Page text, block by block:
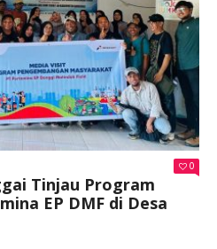
0
Tinjau Program
EP DMF di Desa